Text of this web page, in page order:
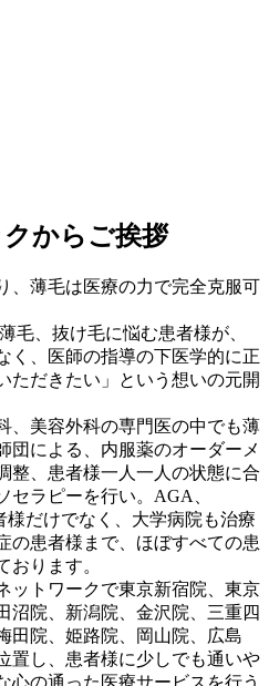
からご挨拶
、薄毛は医療の力で完全克服可
毛、抜け毛に悩む患者様が、
く、医師の指導の下医学的に正
ただきたい」という想いの元開
、美容外科の専門医の中でも薄
団による、内服薬のオーダーメ
整、患者様一人一人の状態に合
セラピーを行い。AGA、
だけでなく、大学病院も治療
の患者様まで、ほぼすべての患
おります。
ットワークで東京新宿院、東京
沼院、新潟院、金沢院、三重四
田院、姫路院、岡山院、広島
置し、患者様に少しでも通いや